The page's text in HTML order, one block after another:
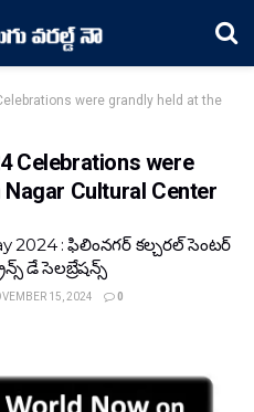
were grandly held at the
Celebrations were
Cultural Center
2024 : ఫిలింనగర్ కల్చరల్ సెంటర్
డే సెలబ్రేషన్స్
15, 2024 0